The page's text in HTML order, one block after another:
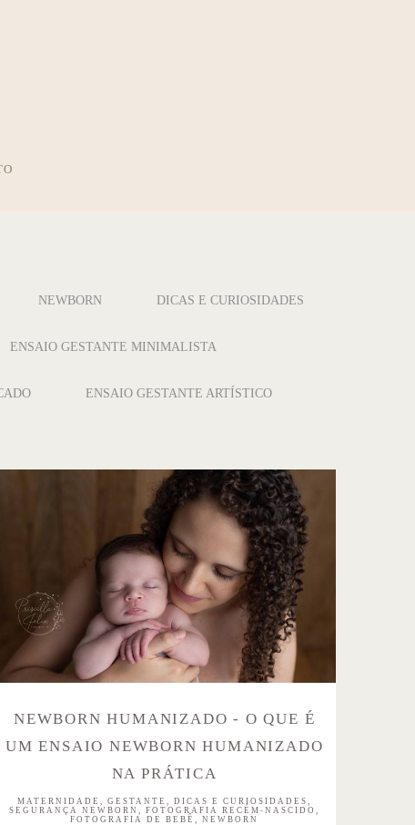
NEWBORN DICAS E CURIOSIDADES
ENSAIO GESTANTE MINIMALISTA
ENSAIO GESTANTE ARTÍSTICO
NEWBORN HUMANIZADO - O QUE É
UM ENSAIO NEWBORN HUMANIZADO
NA PRÁTICA
MATERNIDADE, GESTANTE, DICAS E CURIOSIDADES,
SEGURANÇA NEWBORN, FOTOGRAFIA RECÉM-NASCIDO,
FOTOGRAFIA DE BEBÊ, NEWBORN